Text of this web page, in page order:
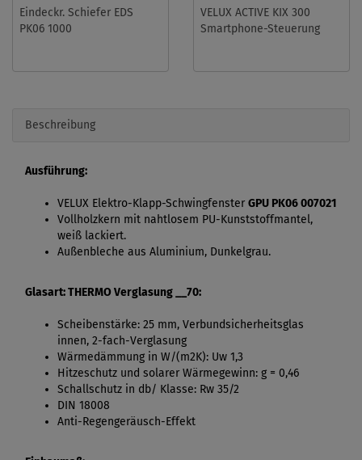
Eindeckr. Schiefer EDS
PK06 1000
VELUX ACTIVE KIX 300
Smartphone-Steuerung
Beschreibung
Ausführung:
VELUX Elektro-Klapp-Schwingfenster GPU PK06 007021
Vollholzkern mit nahtlosem PU-Kunststoffmantel,
weiß lackiert.
Außenbleche aus Aluminium, Dunkelgrau.
Glasart: THERMO Verglasung __70:
Scheibenstärke: 25 mm, Verbundsicherheitsglas
innen, 2-fach-Verglasung
Wärmedämmung in W/(m2K): Uw 1,3
Hitzeschutz und solarer Wärmegewinn: g = 0,46
Schallschutz in db/ Klasse: Rw 35/2
DIN 18008
Anti-Regengeräusch-Effekt